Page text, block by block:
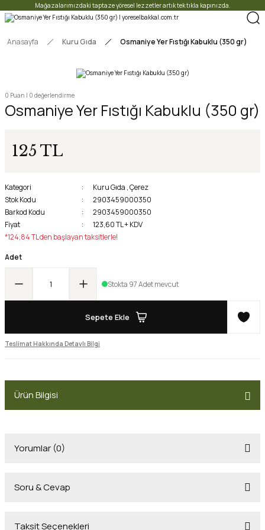
Mağazalarımızdaki taptaze yöresel lezzetler artık tek tıkla kapınızda.
Anasayfa Kuru Gıda Osmaniye Yer Fıstığı Kabuklu (350 gr)
0 Puan | 0 değerlendirme
Osmaniye Yer Fıstığı Kabuklu (350 gr)
125 TL
Kategori Kuru Gıda ,Çerez
Stok Kodu
2903459000350
Barkod Kodu
2903459000350
Fiyat
123,60 TL + KDV
*124,84 TL den başlayan taksitlerle!
Adet
Stokta 97 Adet mevcut
Sepete Ekle
Teslimat Hakkında Detaylı Bilgi
Ürün Bilgisi
Yorumlar (0)
Soru & Cevap
Taksit Seçenekleri